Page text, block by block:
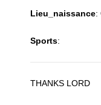
Lieu_naissance:
Sports:
THANKS LORD